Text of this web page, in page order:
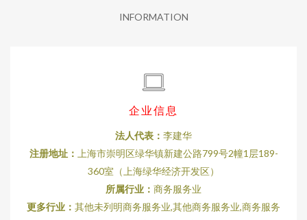
INFORMATION
企业信息
法人代表： 李建华
注册地址：
上海市崇明区绿华镇新建公路799号2幢1层189-
360室（上海绿华经济开发区）
所属行业： 商务服务业
更多行业： 其他未列明商务服务业,其他商务服务业,商务服务